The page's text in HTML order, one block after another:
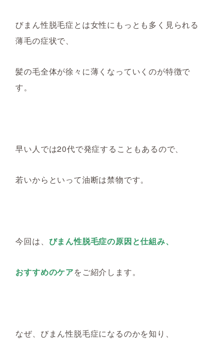
びまん性脱毛症とは女性に もっとも多く見られる
薄毛の症状で、
髪の毛全体が徐々に薄くなっていくのが特徴で
す。
早い人では20代で発症する こともあるので、
若いからといって油断は禁物です。
今回は、 びまん性脱毛症の原因と仕組み、
おすすめのケアをご紹介します。
なぜ、 びまん性脱毛症になるのかを知り、